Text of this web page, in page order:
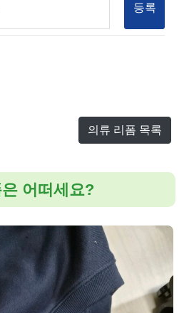
등록
의류 리폼 목록
어떠세요?